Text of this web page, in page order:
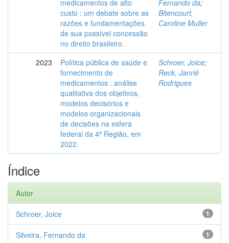
medicamentos de alto
custo : um debate sobre as
razões e fundamentações
de sua possível concessão
no direito brasileiro.
Fernando da;
Bitencourt,
Caroline Muller
2023
Política pública de saúde e
fornecimento de
medicamentos : análise
qualitativa dos objetivos,
modelos decisórios e
modelos organizacionais
de decisões na esfera
federal da 4ª Região, em
2022.
Schroer, Joice;
Reck, Janriê
Rodrigues
Índice
Autor
1
Schroer, Joice
1
Silveira, Fernando da